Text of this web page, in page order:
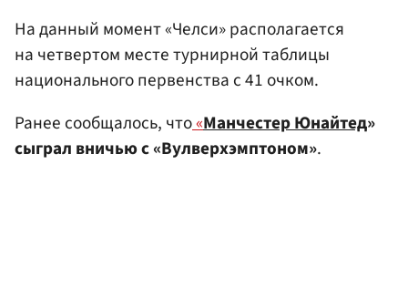
На данный момент «Челси» располагается
на четвертом месте турнирной таблицы
национального первенства с 41 очком.
Ранее сообщалось, что«Манчестер Юнайтед»
сыграл вничью с «Вулверхэмптоном».